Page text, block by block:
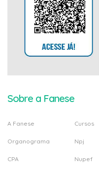
Sobre a Fanese
A Fanese
Organograma
CPA
Cursos
Npj
Nupef